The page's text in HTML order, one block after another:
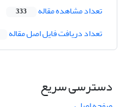
تعداد مشاهده مقاله 333
تعداد دریافت فایل اصل مقاله
دسترسی سریع